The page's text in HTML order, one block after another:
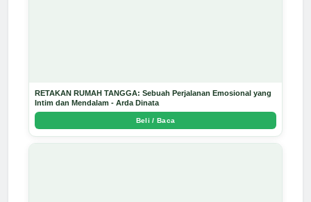
RETAKAN RUMAH TANGGA: Sebuah Perjalanan Emosional yang
Intim dan Mendalam - Arda Dinata
Beli / Baca